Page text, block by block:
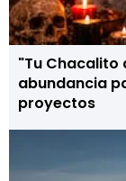
"Tu Chacalito
abundancia
proyectos